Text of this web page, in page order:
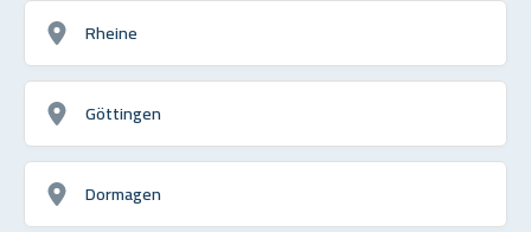
Rheine
Göttingen
Dormagen